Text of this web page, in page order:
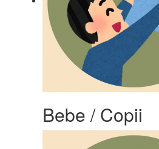
Bebe / Copii